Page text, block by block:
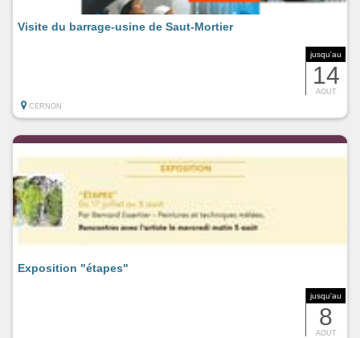
jusqu'au
14
AOUT
Visite du barrage-usine de Saut-Mortier
CERNON
jusqu'au
8
AOUT
Exposition "étapes"